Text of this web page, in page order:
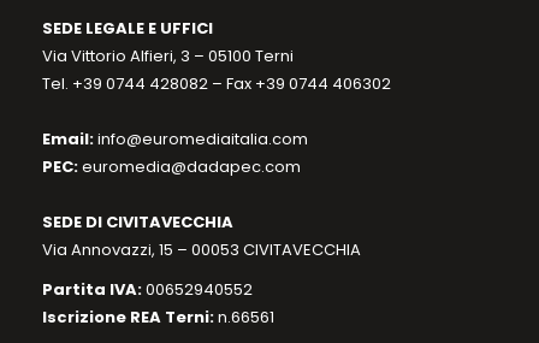
SEDE LEGALE E UFFICI
Via Vittorio Alfieri, 3 – 05100 Terni
Tel. +39 0744 428082 – Fax +39 0744 406302
Email:info@euromediaitalia.com
PEC:euromedia@dadapec.com
SEDE DI CIVITAVECCHIA
Via Annovazzi, 15 – 00053 CIVITAVECCHIA
Partita IVA:00652940552
Iscrizione REA Terni:n.66561